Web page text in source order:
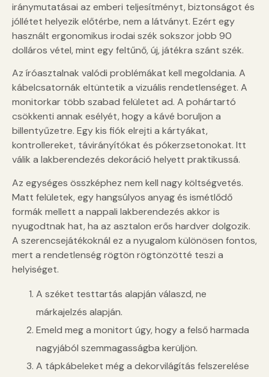
iránymutatásai az emberi teljesítményt, biztonságot és
jóllétet helyezik előtérbe, nem a látványt. Ezért egy
használt ergonomikus irodai szék sokszor jobb 90
dolláros vétel, mint egy feltűnő, új, játékra szánt szék.
Az íróasztalnak valódi problémákat kell megoldania. A
kábelcsatornák eltüntetik a vizuális rendetlenséget. A
monitorkar több szabad felületet ad. A pohártartó
csökkenti annak esélyét, hogy a kávé boruljon a
billentyűzetre. Egy kis fiók elrejti a kártyákat,
kontrollereket, távirányítókat és pókerzsetonokat. Itt
válik a lakberendezés dekoráció helyett praktikussá.
Az egységes összképhez nem kell nagy költségvetés.
Matt felületek, egy hangsúlyos anyag és ismétlődő
formák mellett a nappali lakberendezés akkor is
nyugodtnak hat, ha az asztalon erős hardver dolgozik.
A szerencsejátékoknál ez a nyugalom különösen fontos,
mert a rendetlenség rögtön rögtönzötté teszi a
helyiséget.
A széket testtartás alapján válaszd, ne
márkajelzés alapján.
Emeld meg a monitort úgy, hogy a felső harmada
nagyjából szemmagasságba kerüljön.
A tápkábeleket még a dekorvilágítás felszerelése